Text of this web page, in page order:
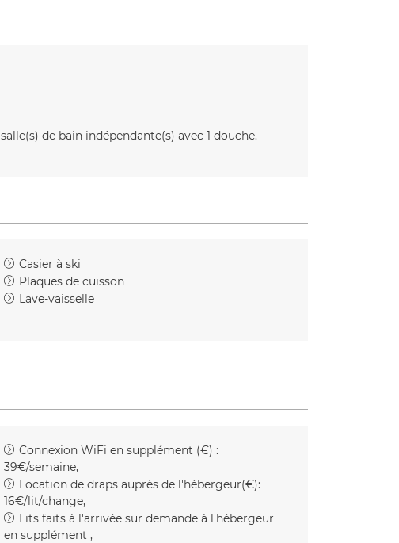
salle(s) de bain indépendante(s) avec 1 douche
Casier à ski
Plaques de cuisson
Lave-vaisselle
Connexion WiFi en supplément (€) :
39€/semaine
Location de draps auprès de l'hébergeur(€):
16€/lit/change
Lits faits à l'arrivée sur demande à l'hébergeur
en supplément